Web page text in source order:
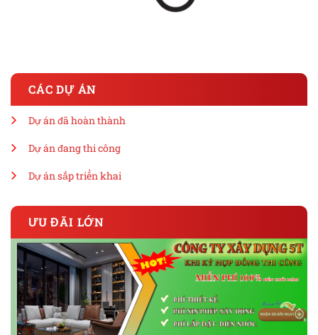
CÁC DỰ ÁN
Dự án đã hoàn thành
Dự án đang thi công
Dự án sắp triển khai
ƯU ĐÃI LỚN